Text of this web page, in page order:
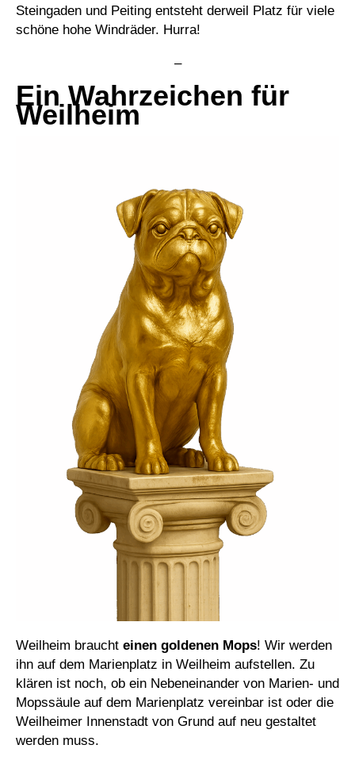
Steingaden und Peiting entsteht derweil Platz für viele
schöne hohe Windräder. Hurra!
–
Ein Wahrzeichen für
Weilheim
Weilheim braucht einen goldenen Mops! Wir werden
ihn auf dem Marienplatz in Weilheim aufstellen. Zu
klären ist noch, ob ein Nebeneinander von Marien- und
Mopssäule auf dem Marienplatz vereinbar ist oder die
Weilheimer Innenstadt von Grund auf neu gestaltet
werden muss.